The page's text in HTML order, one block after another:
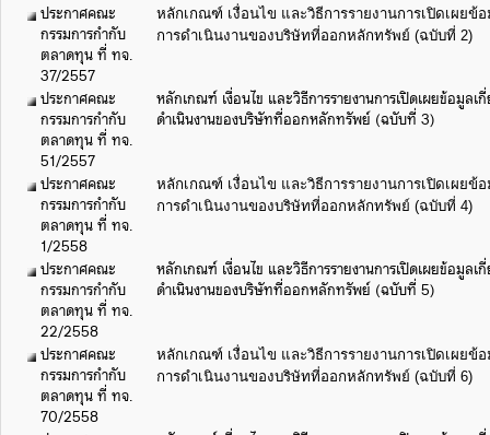
ประกาศคณะ
กรรมการกำกับ
ตลาดทุน ที่ ทจ.
37/2557
หลักเกณฑ์ เงื่อนไข และวิธีการรายงานการเปิดเผยข้
การดำเนินงานของบริษัทที่ออกหลักทรัพย์ (ฉบับที่ 2)
ประกาศคณะ
กรรมการกำกับ
ตลาดทุน ที่ ทจ.
51/2557
หลักเกณฑ์ เงื่อนไข และวิธีการรายงานการเปิดเผยข้อมูลเ
ดำเนินงานของบริษัทที่ออกหลักทรัพย์ (ฉบับที่ 3)
ประกาศคณะ
กรรมการกำกับ
ตลาดทุน ที่ ทจ.
1/2558
หลักเกณฑ์ เงื่อนไข และวิธีการรายงานการเปิดเผยข้
การดำเนินงานของบริษัทที่ออกหลักทรัพย์ (ฉบับที่ 4)
ประกาศคณะ
กรรมการกำกับ
ตลาดทุน ที่ ทจ.
22/2558
หลักเกณฑ์ เงื่อนไข และวิธีการรายงานการเปิดเผยข้อมูลเ
ดำเนินงานของบริษัทที่ออกหลักทรัพย์ (ฉบับที่ 5)
ประกาศคณะ
กรรมการกำกับ
ตลาดทุน ที่ ทจ.
70/2558
หลักเกณฑ์ เงื่อนไข และวิธีการรายงานการเปิดเผยข้
การดำเนินงานของบริษัทที่ออกหลักทรัพย์ (ฉบับที่ 6)